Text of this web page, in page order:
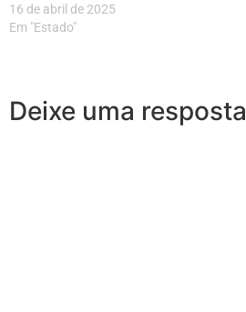
16 de abril de 2025
Em "Estado"
Deixe uma resposta